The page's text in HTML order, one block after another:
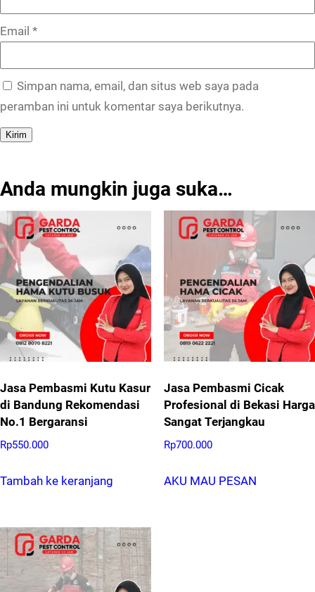
Email *
Simpan nama, email, dan situs web saya pada
peramban ini untuk komentar saya berikutnya.
Anda mungkin juga suka…
Jasa Pembasmi Kutu Kasur
di Bandung Rekomendasi
No.1 Bergaransi
Rp550.000
Tambah ke keranjang
Jasa Pembasmi Cicak
Profesional di Bekasi Harga
Sangat Terjangkau
Rp700.000
AKU MAU PESAN